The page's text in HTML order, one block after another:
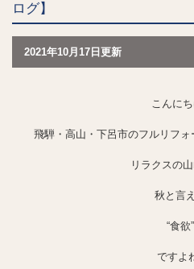
ログ】
2021年10月17日更新
こんに
飛騨・高山・下呂市のフルリフ
リラクスの
秋と言
“食欲”
ですよ